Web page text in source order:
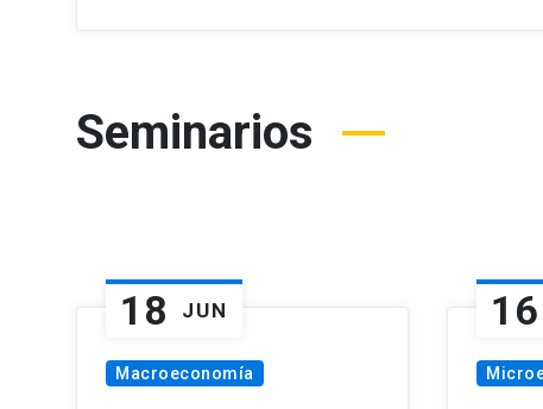
Seminarios
18 JUN
Macroeconomía
16